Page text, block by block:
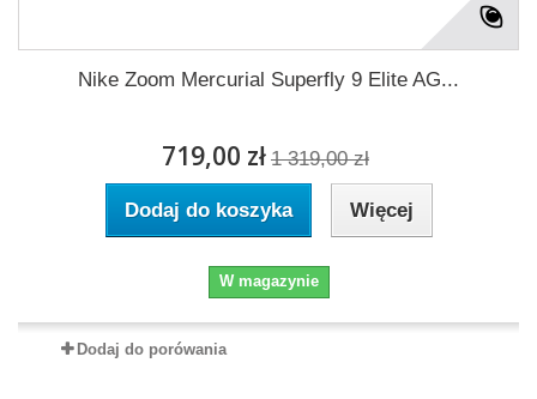
Nike Zoom Mercurial Superfly 9 Elite AG...
719,00 zł 1 319,00 zł
Dodaj do koszyka Więcej
W magazynie
Dodaj do porówania